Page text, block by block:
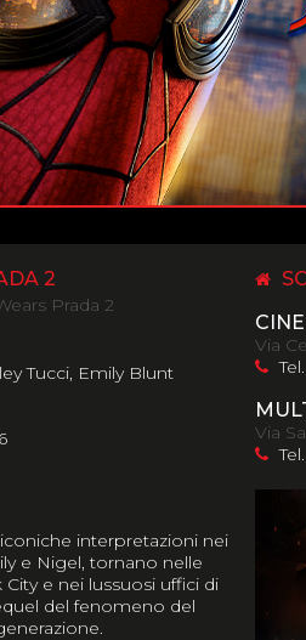
2
Prada 2
Tucci, Emily Blunt
interpretazioni nei
e Nigel, tornano nelle
e nei lussuosi uffici di
del fenomeno del
Via
Via